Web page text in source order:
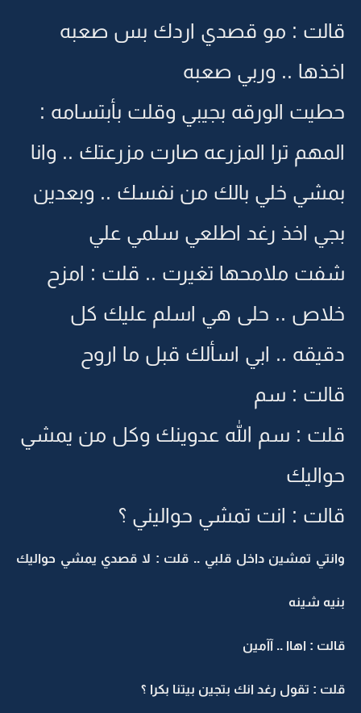
قالت : مو قصدي اردك بس صعبه
اخذها .. وربي صعبه
حطيت الورقه بجيبي وقلت بأبتسامه :
المهم ترا المزرعه صارت مزرعتك .. وانا
بمشي خلي بالك من نفسك .. وبعدين
بجي اخذ رغد اطلعي سلمي علي
شفت ملامحها تغيرت .. قلت : امزح
خلاص .. حلى هي اسلم عليك كل
دقيقه .. ابي اسألك قبل ما اروح
قالت : سم
قلت : سم الله عدوينك وكل من يمشي
حواليك
قالت : انت تمشي حواليني ؟
وانتي تمشين داخل قلبي .. قلت : لا قصدي يمشي حواليك
بنيه شينه
قالت : اهاا .. آآمين
قلت : تقول رغد انك بتجين بيتنا بكرا ؟